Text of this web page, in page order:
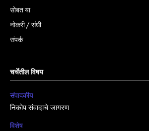
सोबत या
नोकरी / संधी
संपर्क
चर्चेतील विषय
संपादकीय
निकोप संवादाचे जागरण
विशेष